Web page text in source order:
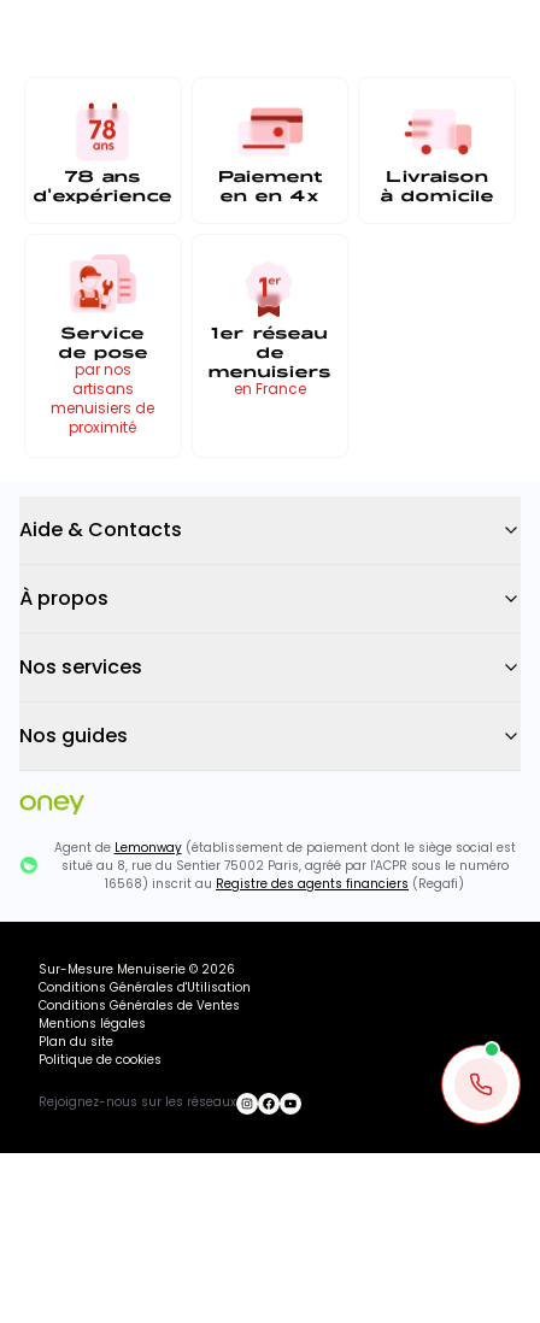
78 ans
d'expérience
Paiement
en en 4x
Livraison
à domicile
Service
de pose
par nos
artisans
menuisiers de
proximité
1er réseau
de
menuisiers
en France
Aide & Contacts
À propos
Nos services
Nos guides
Agent de Lemonway(établissement de paiement dont le siège social est
situé au 8, rue du Sentier 75002 Paris, agréé par l'ACPR sous le numéro
16568) inscrit au Registre des agents financiers (Regafi)
Sur-Mesure Menuiserie © 2026
Conditions Générales d'Utilisation
Conditions Générales de Ventes
Mentions légales
Plan du site
Politique de cookies
Rejoignez-nous sur les réseaux